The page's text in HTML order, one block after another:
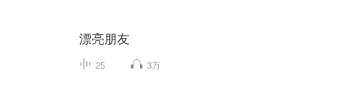
漂亮朋友
25 3万